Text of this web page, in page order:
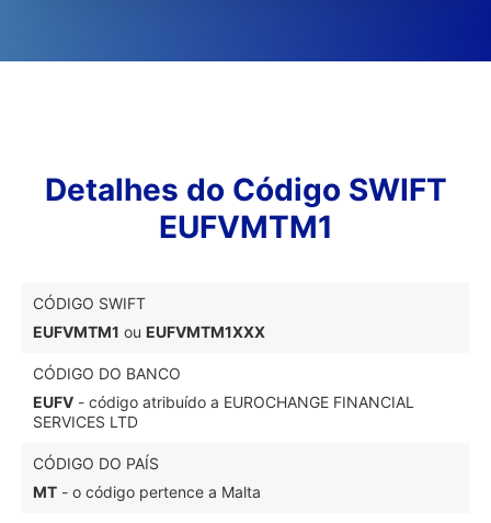
Detalhes do Código SWIFT
EUFVMTM1
CÓDIGO SWIFT
EUFVMTM1 ou EUFVMTM1XXX
CÓDIGO DO BANCO
EUFV - código atribuído a EUROCHANGE FINANCIAL
SERVICES LTD
CÓDIGO DO PAÍS
MT - o código pertence a Malta